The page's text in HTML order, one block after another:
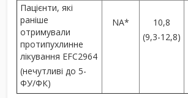
Пацієнти, які
раніше
отримували
протипухлинне
лікування EFC2964
(нечутливі до 5-
ФУ/ФК)
NA*
10,8
(9,3-12,8)